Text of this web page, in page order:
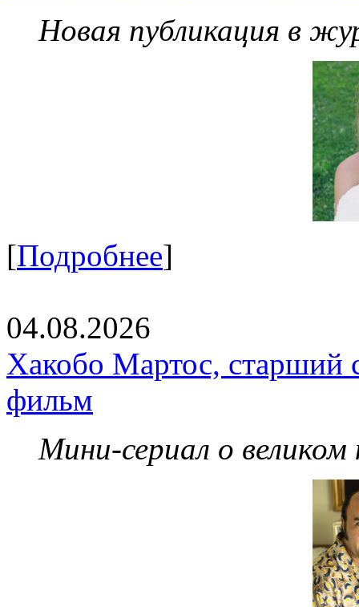
Новая публикация в
[Подробнее]
04.08.2026
Хакобо Мартос, старший
фильм
Мини-сериал о великом